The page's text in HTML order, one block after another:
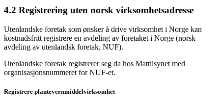
4.2 Registrering uten norsk virksomhetsadresse
Utenlandske foretak som ønsker å drive virksomhet i Norge kan
kostnadsfritt registrere en avdeling av foretaket i Norge (norsk
avdeling av utenlandsk foretak, NUF).
Utenlandske foretak registrerer seg da hos Mattilsynet med
organisasjonsnummeret for NUF-et.
Registrere plantevernmiddelvirksomhet